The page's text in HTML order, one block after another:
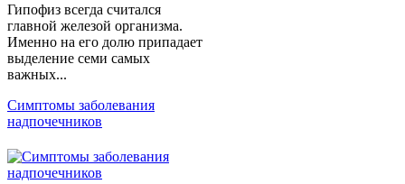
Гипофиз всегда считался
главной железой организма.
Именно на его долю припадает
выделение семи самых
важных...
Симптомы заболевания
надпочечников